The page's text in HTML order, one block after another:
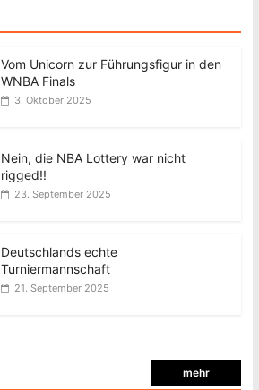
Vom Unicorn zur Führungsfigur in den
WNBA Finals
3. Oktober 2025
Nein, die NBA Lottery war nicht
rigged!!
23. September 2025
Deutschlands echte
Turniermannschaft
21. September 2025
mehr